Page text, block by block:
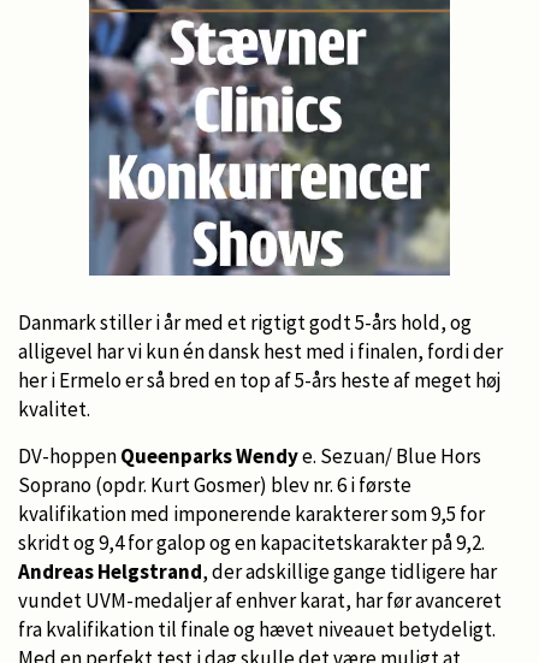
Danmark stiller i år med et rigtigt godt 5-års hold, og
alligevel har vi kun én dansk hest med i finalen, fordi der
her i Ermelo er så bred en top af 5-års heste af meget høj
kvalitet.
DV-hoppenQueenparks Wendye. Sezuan/ Blue Hors
Soprano (opdr. Kurt Gosmer) blev nr. 6 i første
kvalifikation med imponerende karakterer som 9,5 for
skridt og 9,4 for galop og en kapacitetskarakter på 9,2.
Andreas Helgstrand, der adskillige gange tidligere har
vundet UVM-medaljer af enhver karat, har før avanceret
fra kvalifikation til finale og hævet niveauet betydeligt.
Med en perfekt test i dag skulle det være muligt at